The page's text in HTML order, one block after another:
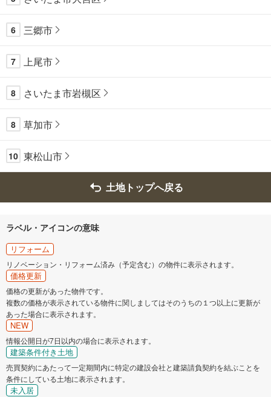
6 三郷市
7 上尾市
8 さいたま市岩槻区
8 草加市
10 東松山市
土地トップへ戻る
ラベル・アイコンの意味
リフォーム
リノベーション・リフォーム済み（予定含む）の物件に表示されます。
価格更新
価格の更新があった物件です。
複数の価格が表示されている物件に関しましてはそのうちの１つ以上に更新が
あった場合に表示されます。
NEW
情報公開日が7日以内の場合に表示されます。
建築条件付き土地
売買契約にあたって一定期間内に特定の建設会社と建築請負契約を結ぶことを
条件にしている土地に表示されます。
未入居